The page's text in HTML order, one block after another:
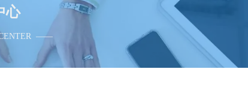
心
——